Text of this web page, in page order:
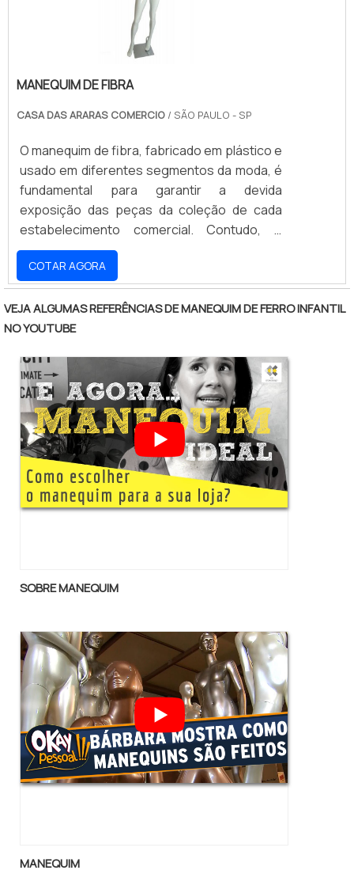
MANEQUIM DE FIBRA
CASA DAS ARARAS COMERCIO / SÃO PAULO - SP
O manequim de fibra, fabricado em plástico e
usado em diferentes segmentos da moda, é
fundamental para garantir a devida
exposição das peças da coleção de cada
estabelecimento comercial. Contudo, é
importante que os lojistas contem com
parcerias confiáveis e vantajosas para o
fornecimento desses expositores tão
importantes em vitrines ou mesmo na parte
de dentro das lojas. O primeiro critério a se
comercialização dos manequins oferece
variedade, visto q.
COTAR AGORA
VEJA ALGUMAS REFERÊNCIAS DE MANEQUIM DE FERRO INFANTIL
NO YOUTUBE
SOBRE MANEQUIM
MANEQUIM